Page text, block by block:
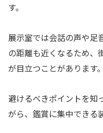
す。
展示室では会話の声や足
の距離も近くなるため、
が目立つことがあります。
避けるべきポイントを知
がら、鑑賞に集中できる